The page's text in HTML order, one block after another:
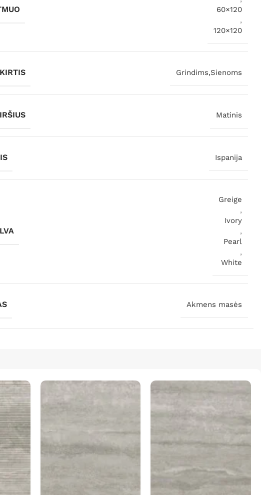
60×120
,
120×120
Grindims,Sienoms
Matinis
Ispanija
Greige
,
Ivory
,
Pearl
,
White
Akmens masės